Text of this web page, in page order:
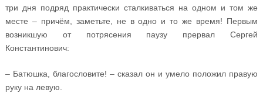
три дня подряд практически сталкиваться на одном и том же
месте – причём, заметьте, не в одно и то же время! Первым
возникшую от потрясения паузу прервал Сергей
Константинович:
– Батюшка, благословите! – сказал он и умело положил правую
руку на левую.